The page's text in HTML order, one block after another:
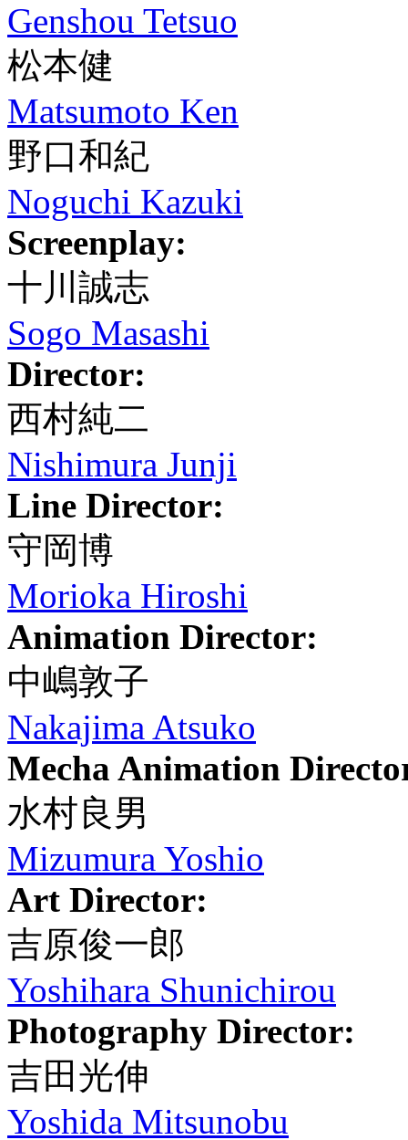
Genshou Tetsuo
松本健
Matsumoto Ken
野口和紀
Noguchi Kazuki
Screenplay:
十川誠志
Sogo Masashi
Director:
西村純二
Nishimura Junji
Line Director:
守岡博
Morioka Hiroshi
Animation Director:
中嶋敦子
Nakajima Atsuko
Mecha Animation
水村良男
Mizumura Yoshio
Art Director:
吉原俊一郎
Yoshihara Shunichirou
Photography Director:
吉田光伸
Yoshida Mitsunobu